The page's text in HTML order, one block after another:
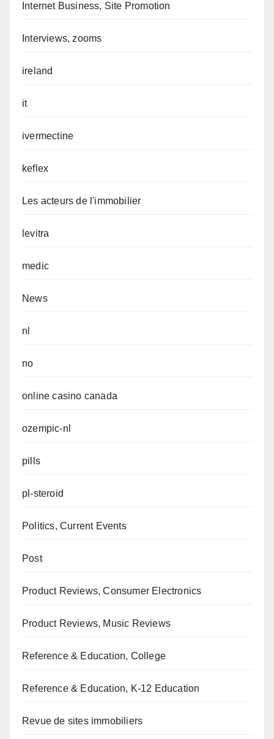
Internet Business, Site Promotion
Interviews, zooms
ireland
it
ivermectine
keflex
Les acteurs de l'immobilier
levitra
medic
News
nl
no
online casino canada
ozempic-nl
pills
pl-steroid
Politics, Current Events
Post
Product Reviews, Consumer Electronics
Product Reviews, Music Reviews
Reference & Education, College
Reference & Education, K-12 Education
Revue de sites immobiliers